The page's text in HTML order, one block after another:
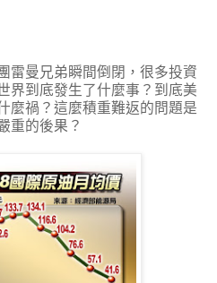
雷曼兄弟瞬間倒閉，很多投資
界到底發生了什麼事？到底美
麼禍？這麼積重難返的問題是
重的後果？